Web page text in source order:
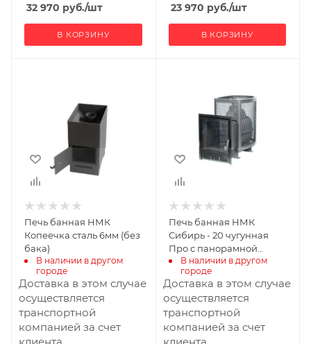
32 970 руб./шт
В КОРЗИНУ
23 970 руб./шт
В КОРЗИНУ
Глубина, мм
Высота, мм
591
Материал
Сталь
Вид топлива
Дрова
Диаметр дымохода,
мм
115
Длина дров, мм
400
Печь банная НМК
Копеечка сталь 6мм (без
бака)
В наличии в другом
городе
Доставка в этом случае
осуществляется
транспортной
компанией за счет
Глубина, мм
Высота, мм
715
Вид топлива
Масса камней, кг
180
Печь банная НМК
Сибирь - 20 чугунная
Про с панорамной
дверцой сетка
В наличии в другом
городе
Доставка в этом случае
осуществляется
транспортной
компанией за счет